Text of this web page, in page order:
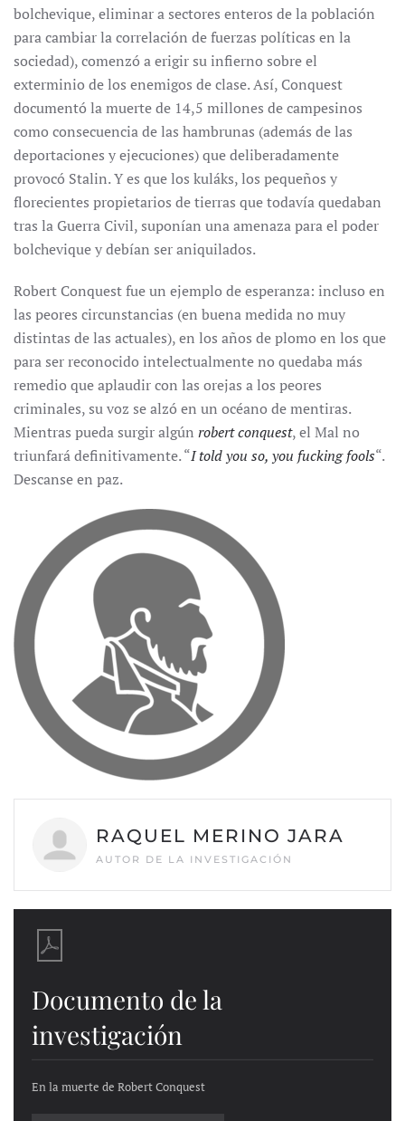
bolchevique, eliminar a sectores enteros de la población
para cambiar la correlación de fuerzas políticas en la
sociedad), comenzó a erigir su infierno sobre el
exterminio de los enemigos de clase. Así, Conquest
documentó la muerte de 14,5 millones de campesinos
como consecuencia de las hambrunas (además de las
deportaciones y ejecuciones) que deliberadamente
provocó Stalin. Y es que los kuláks, los pequeños y
florecientes propietarios de tierras que todavía quedaban
tras la Guerra Civil, suponían una amenaza para el poder
bolchevique y debían ser aniquilados.
Robert Conquest fue un ejemplo de esperanza: incluso en
las peores circunstancias (en buena medida no muy
distintas de las actuales), en los años de plomo en los que
para ser reconocido intelectualmente no quedaba más
remedio que aplaudir con las orejas a los peores
criminales, su voz se alzó en un océano de mentiras.
Mientras pueda surgir algún robert conquest, el Mal no
triunfará definitivamente. “I told you so, you fucking fools“.
Descanse en paz.
RAQUEL MERINO JARA
AUTOR DE LA INVESTIGACIÓN
Documento de la
investigación
En la muerte de Robert Conquest